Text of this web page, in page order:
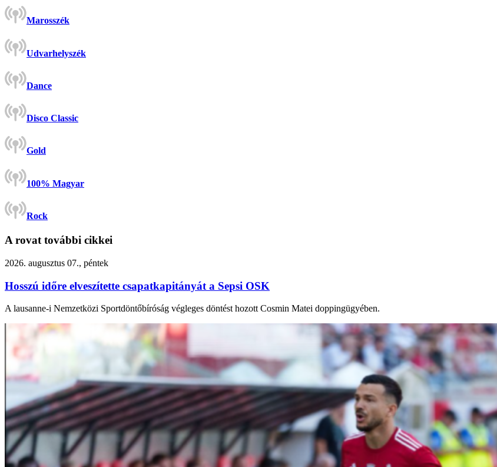
Marosszék
Udvarhelyszék
Dance
Disco Classic
Gold
100% Magyar
Rock
A rovat további cikkei
2026. augusztus 07., péntek
Hosszú időre elveszítette csapatkapitányát a Sepsi OSK
A lausanne-i Nemzetközi Sportdöntőbíróság végleges döntést hozott Cosmin Matei doppingügyében.